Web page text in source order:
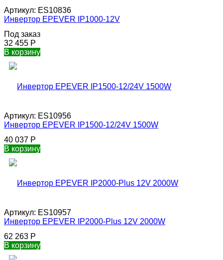
Артикул: ES10836
Инвертор EPEVER IP1000-12V
Под заказ
32 455 Р
В корзину
Артикул: ES10956
Инвертор EPEVER IP1500-12/24V 1500W
40 037 Р
В корзину
Артикул: ES10957
Инвертор EPEVER IP2000-Plus 12V 2000W
62 263 Р
В корзину